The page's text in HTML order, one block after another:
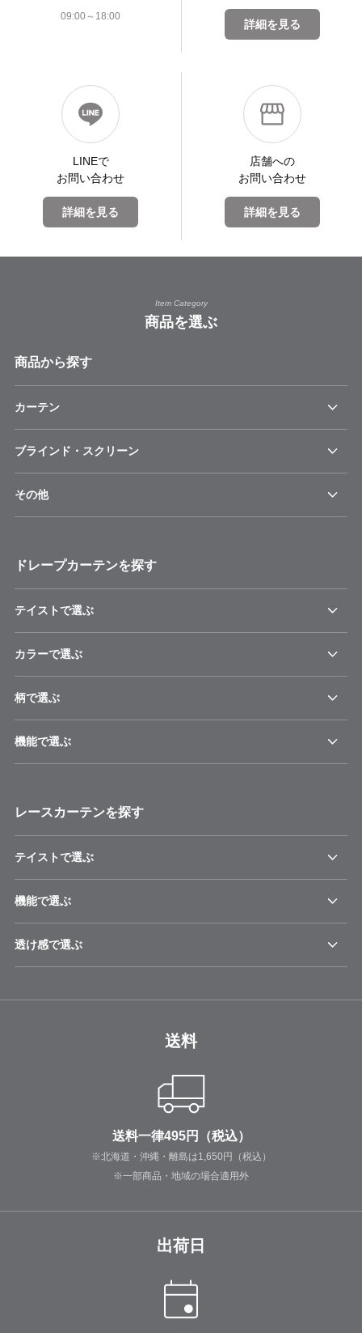
09:00～18:00
詳細を見る
LINEで
お問い合わせ
詳細を見る
店舗への
お問い合わせ
詳細を見る
Item Category
商品を選ぶ
商品から探す
カーテン
ブラインド・スクリーン
その他
ドレープカーテンを探す
テイストで選ぶ
カラーで選ぶ
柄で選ぶ
機能で選ぶ
レースカーテンを探す
テイストで選ぶ
機能で選ぶ
透け感で選ぶ
送料
送料一律495円（税込）
※北海道・沖縄・離島は1,650円（税込）
※一部商品・地域の場合適用外
出荷日